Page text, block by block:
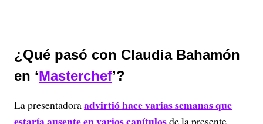
¿Qué pasó con Claudia Bahamón
en ‘Masterchef’?
La presentadoraadvirtió hace varias semanas que
de la presente